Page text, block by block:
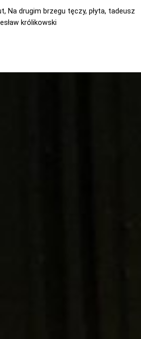
Na drugim brzegu tęczy, płyta, tadeusz
królikowski